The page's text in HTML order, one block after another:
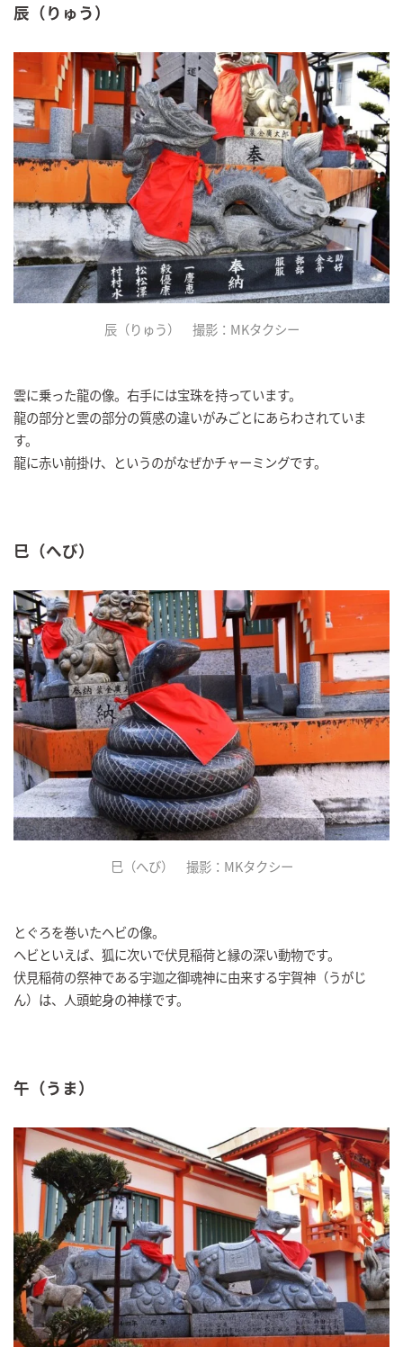
辰（りゅう）
辰（りゅう） 撮影：MKタクシー
雲に乗った龍の像。右手には宝珠を持っています。
龍の部分と雲の部分の質感の違いがみごとにあらわされていま
す。
龍に赤い前掛け、というのがなぜかチャーミングです。
巳（へび）
巳（へび） 撮影：MKタクシー
とぐろを巻いたヘビの像。
ヘビといえば、狐に次いで伏見稲荷と縁の深い動物です。
伏見稲荷の祭神である宇迦之御魂神に由来する宇賀神（うがじ
ん）は、人頭蛇身の神様です。
午（うま）